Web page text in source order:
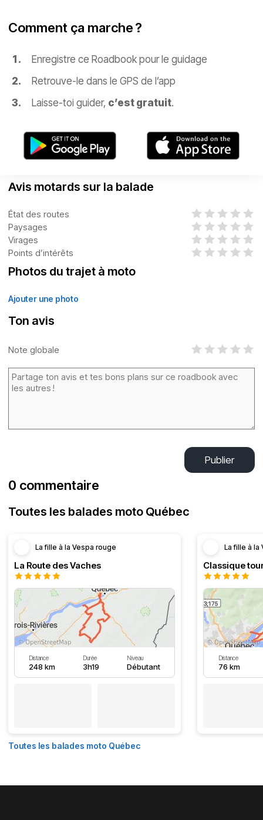
Comment ça marche ?
Enregistre ce Roadbook pour le guidage
Retrouve-le dans le GPS de l’app
Laisse-toi guider, c’est gratuit.
Avis motards sur la balade
État des routes
Paysages
Virages
Points d’intérêts
Photos du trajet à moto
Ajouter une photo
Ton avis
Note globale
Publier
0 commentaire
Toutes les balades moto Québec
La fille à la Vespa rouge
La Route des Vaches
Distance
248 km
Durée
3h19
Niveau
Débutant
La fille à la
Classique
Distance
76 km
Toutes les balades moto Québec